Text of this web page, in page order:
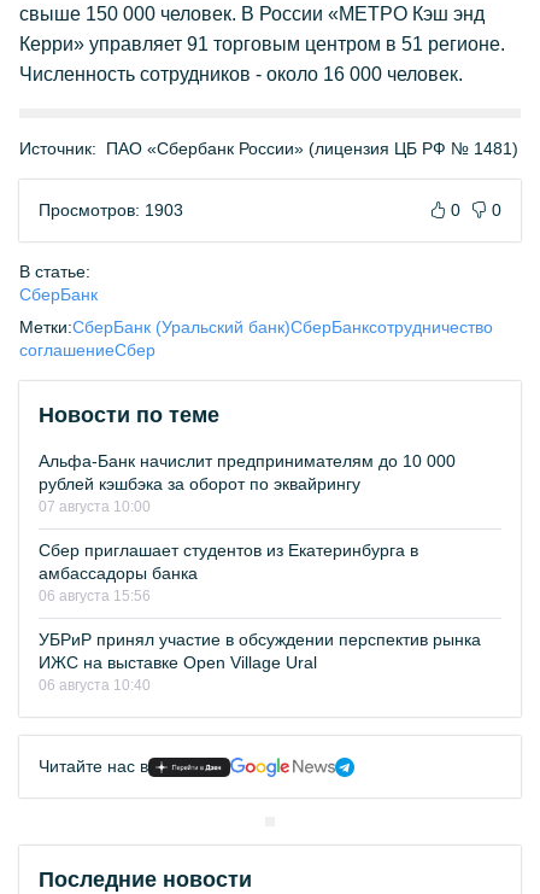
свыше 150 000 человек. В России «МЕТРО Кэш энд
Керри» управляет 91 торговым центром в 51 регионе.
Численность сотрудников - около 16 000 человек.
Источник: ПАО «Сбербанк России» (лицензия ЦБ РФ № 1481)
Просмотров: 1903 0 0
В статье:
СберБанк
Метки:СберБанк (Уральский банк)СберБанксотрудничество
соглашениеСбер
Новости по теме
Альфа-Банк начислит предпринимателям до 10 000
рублей кэшбэка за оборот по эквайрингу
07 августа 10:00
Сбер приглашает студентов из Екатеринбурга в
амбассадоры банка
06 августа 15:56
УБРиР принял участие в обсуждении перспектив рынка
ИЖС на выставке Open Village Ural
06 августа 10:40
Читайте нас в
Последние новости